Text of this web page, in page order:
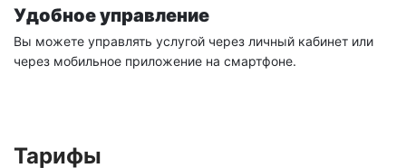
Удобное управление
Вы можете управлять услугой через личный кабинет или
через мобильное приложение на смартфоне.
Тарифы